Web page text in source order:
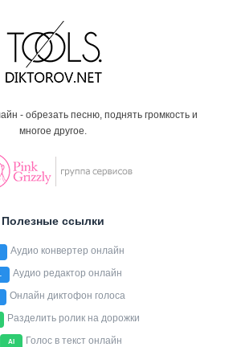
- обрезать песню, поднять громкость и
многое другое.
Полезные ссылки
Аудио конвертер онлайн
Аудио редактор онлайн
Онлайн диктофон голоса
Разделить ролик на дорожки
AI Голос в текст онлайн